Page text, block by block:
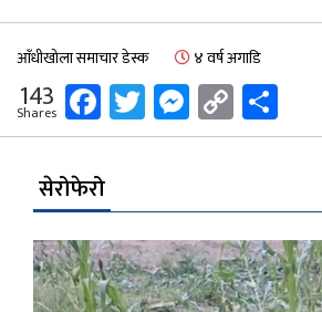
आँधीखोला समाचार डेस्क ४ वर्ष अगाडि
143
Shares Facebook
Twitter
Messenger
Copy
Link
सेरोफेरो